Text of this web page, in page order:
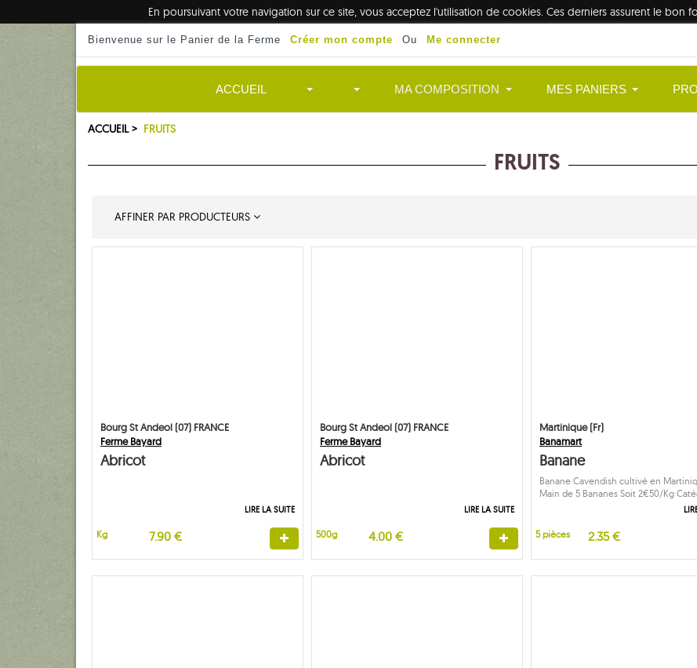
En poursuivant votre navigation sur ce site, vous acceptez l'utilisation de cookies. Ces derniers assurent le bon
Bienvenue sur le Panier de la Ferme Créer mon compte Ou Me connecter
ACCUEIL MA COMPOSITION MES PANIERS
ACCUEIL > FRUITS
FRUITS
AFFINER PAR PRODUCTEURS
Bourg St Andeol (07) FRANCE
Ferme Bayard
Abricot
LIRE LA SUITE
Kg 7.90 €
Bourg St Andeol (07) FRANCE
Ferme Bayard
Abricot
LIRE LA SUITE
500g 4.00 €
Martinique (Fr)
Banamart
Banane
Banane Cavendish cultivé en
Main de 5 Bananes Soit 2€50/Kg
5 pièces 2.35 €